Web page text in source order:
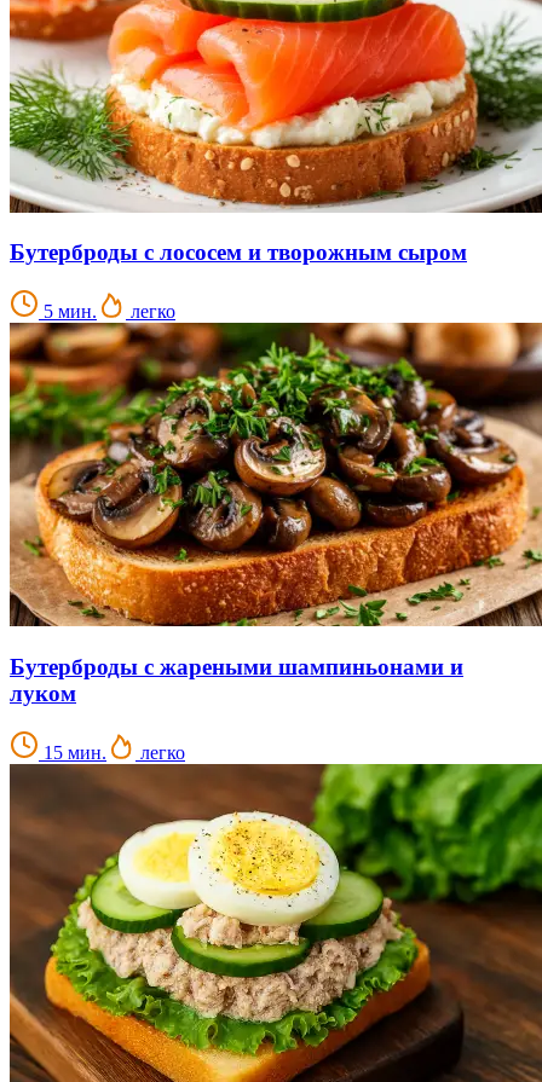
Бутерброды с лососем и творожным сыром
5 мин. легко
Бутерброды с жареными шампиньонами и
луком
15 мин. легко